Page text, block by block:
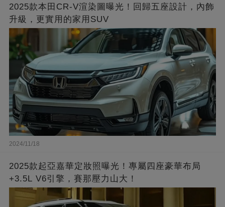
2025款本田CR-V渲染圖曝光！回歸五座設計，內飾
升級，更實用的家用SUV
2024/11/18
2025款起亞嘉華定妝照曝光！專屬四座豪華布局
+3.5L V6引擎，賽那壓力山大！